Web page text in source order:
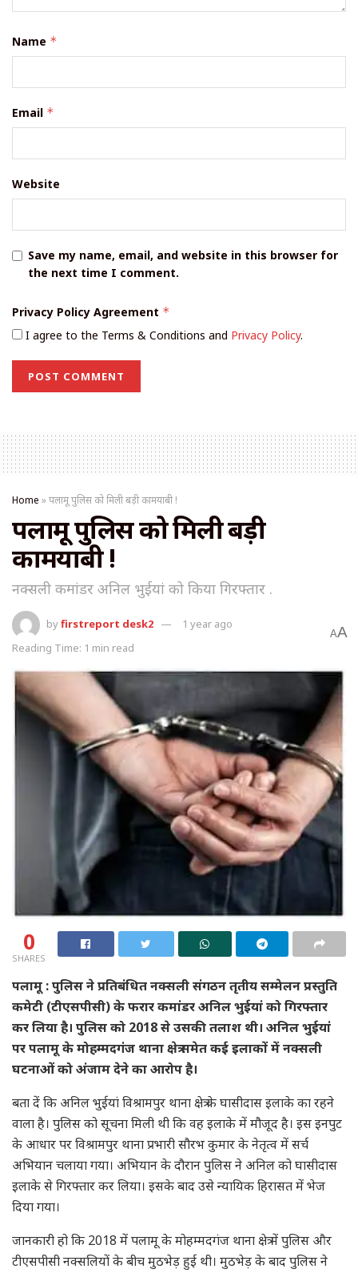
Name *
Email *
Website
Save my name, email, and website in this browser for
the next time I comment.
Privacy Policy Agreement *
I agree to the Terms & Conditions and Privacy Policy.
Home »पलामू पुलिस को मिली बड़ी कामयाबी !
पलामू पुलिस को मिली बड़ी
कामयाबी !
नक्सली कमांडर अनिल भुईयां को किया गिरफ्तार .
byfirstreport desk2
1 year ago
Reading Time: 1 min read
AA
0
SHARES
पलामू : पुलिस ने प्रतिबंधित नक्सली संगठन तृतीय सम्मेलन प्रस्तुति
कमेटी (टीएसपीसी) के फरार कमांडर अनिल भुईयां को गिरफ्तार
कर लिया है। पुलिस को 2018 से उसकी तलाश थी। अनिल भुईयां
पर पलामू के मोहम्मदगंज थाना क्षेत्र समेत कई इलाकों में नक्सली
घटनाओं को अंजाम देने का आरोप है।
बता दें कि अनिल भुईयां विश्रामपुर थाना क्षेत्र के घासीदास इलाके का रहने
वाला है। पुलिस को सूचना मिली थी कि वह इलाके में मौजूद है। इस इनपुट
के आधार पर विश्रामपुर थाना प्रभारी सौरभ कुमार के नेतृत्व में सर्च
अभियान चलाया गया। अभियान के दौरान पुलिस ने अनिल को घासीदास
इलाके से गिरफ्तार कर लिया। इसके बाद उसे न्यायिक हिरासत में भेज
दिया गया।
जानकारी हो कि 2018 में पलामू के मोहम्मदगंज थाना क्षेत्र में पुलिस और
टीएसपीसी नक्सलियों के बीच मुठभेड़ हुई थी। मुठभेड़ के बाद पुलिस ने